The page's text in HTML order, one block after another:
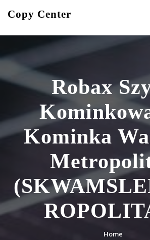
Copy Center
Robax
Kominka
Home